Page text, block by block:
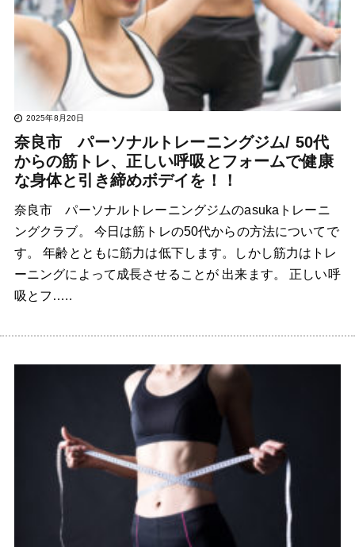
2025年8月20日
奈良市 パーソナルトレーニングジム/ 50代
からの筋トレ、正しい呼吸とフォームで健康
な身体と引き締めボデイを！！
奈良市 パーソナルトレーニングジムのasukaトレーニ
ングクラブ。 今日は筋トレの50代からの方法についてで
す。 年齢とともに筋力は低下します。しかし筋力はトレ
ーニングによって成長させることが 出来ます。 正しい呼
吸とフ…..